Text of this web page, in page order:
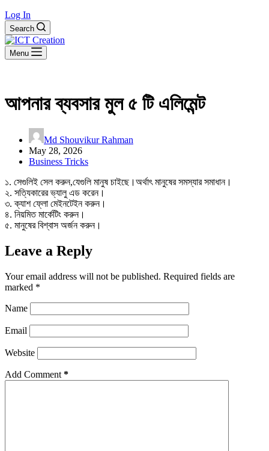
Log In
Search
Menu
আপনার ব্যবসার মুল ৫ টি এলিমেন্ট
Md Shouvikur Rahman
May 28, 2026
Business Tricks
১. সেগুলিই সেল করুন,যেগুলি মানুষ চাইছে।অর্থাৎ মানুষের সমস্যার সমাধান।
২. সত্যিকারের ভ্যালু এড করেন।
৩. ক্যাশ ফ্লো মেইনটেইন করুন।
৪. নিয়মিত মার্কেটিং করুন।
৫. মানুষের বিশ্বাস অর্জন করুন।
Leave a Reply
Your email address will not be published. Required fields are
marked *
Name
Email
Website
Add Comment *